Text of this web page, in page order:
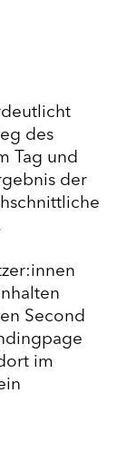
des
Tag und
der
Second
im